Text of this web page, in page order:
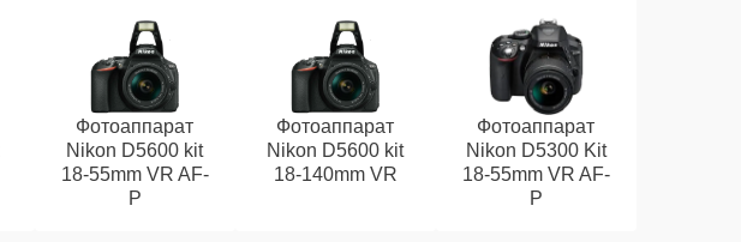
Фотоаппарат
Nikon D5600 kit
18-55mm VR AF-
P
Фотоаппарат
Nikon D5600 kit
18-140mm VR
Фотоаппарат
Nikon D5300 Kit
18-55mm VR AF-
P